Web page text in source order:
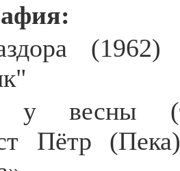
(1962)
у весны
Пётр